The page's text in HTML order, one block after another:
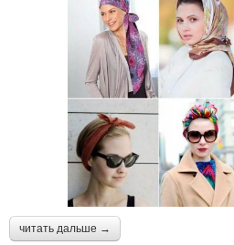
читать дальше →